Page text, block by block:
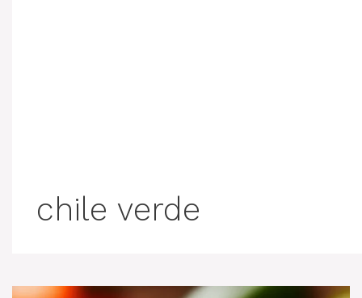
chile verde